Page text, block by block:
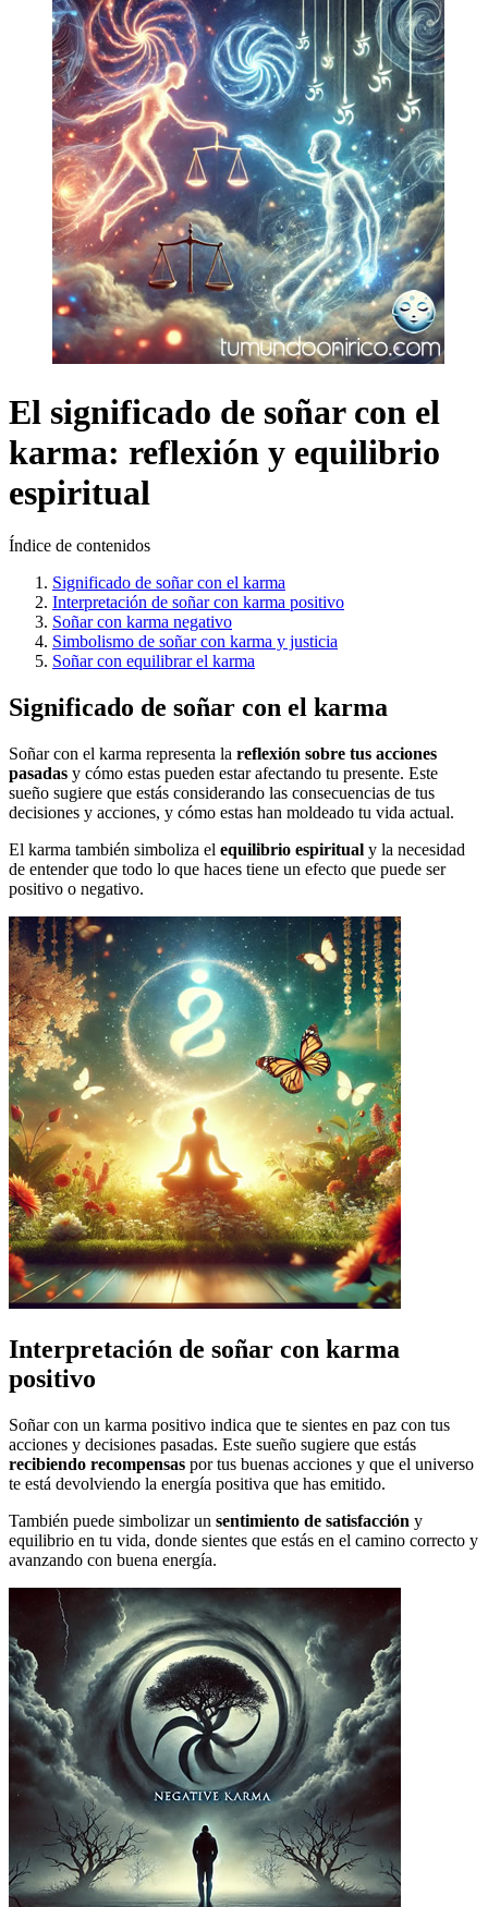
El significado de soñar con el
karma: reflexión y equilibrio
espiritual
Índice de contenidos
Significado de soñar con el karma
Interpretación de soñar con karma positivo
Soñar con karma negativo
Simbolismo de soñar con karma y justicia
Soñar con equilibrar el karma
Significado de soñar con el karma
Soñar con el karma representa la reflexión sobre tus acciones
pasadas y cómo estas pueden estar afectando tu presente. Este
sueño sugiere que estás considerando las consecuencias de tus
decisiones y acciones, y cómo estas han moldeado tu vida actual.
El karma también simboliza el equilibrio espiritual y la necesidad
de entender que todo lo que haces tiene un efecto que puede ser
positivo o negativo.
Interpretación de soñar con karma
positivo
Soñar con un karma positivo indica que te sientes en paz con tus
acciones y decisiones pasadas. Este sueño sugiere que estás
recibiendo recompensas por tus buenas acciones y que el universo
te está devolviendo la energía positiva que has emitido.
También puede simbolizar un sentimiento de satisfacción y
equilibrio en tu vida, donde sientes que estás en el camino correcto y
avanzando con buena energía.